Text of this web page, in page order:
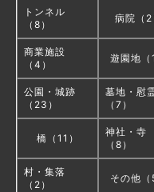
トンネル
（8）
病院（2
商業施設
（4）
遊園地（
公園・城跡
（23）
墓地・慰
（7）
橋（11）
神社・寺
（8）
村・集落
（2）
その他（